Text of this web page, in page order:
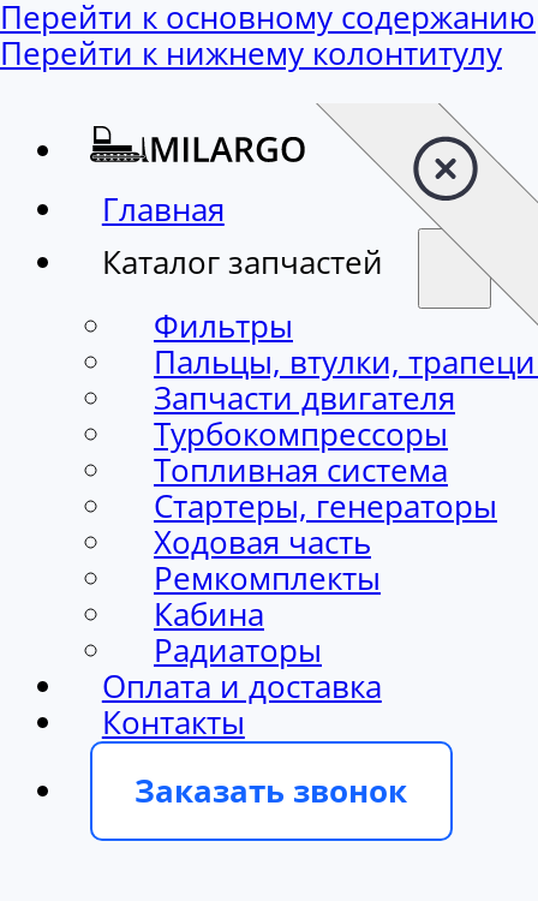
Перейти к основному содержанию
Перейти к нижнему колонтитулу
Главная
Каталог запчастей
Фильтры
Пальцы, втулки,
Запчасти двигателя
Турбокомпрессоры
Топливная система
Стартеры, генераторы
Ходовая часть
Ремкомплекты
Кабина
Радиаторы
Оплата и доставка
Контакты
Заказать звонок